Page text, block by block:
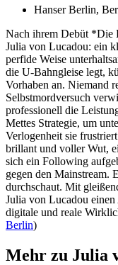
Hanser Berlin,
Nach ihrem Debüt *Die
Julia von Lucadou: ein
perfide Weise
die U-Bahngleise legt,
Vorhaben an. Niemand
Selbstmordversuch
professionell die
Mettes Strategie, um
Verlogenheit sie
brillant und voller Wut,
sich ein Following
gegen den Mainstream.
durchschaut. Mit
Julia von Lucadou
digitale und reale
Berlin)
Mehr zu Julia